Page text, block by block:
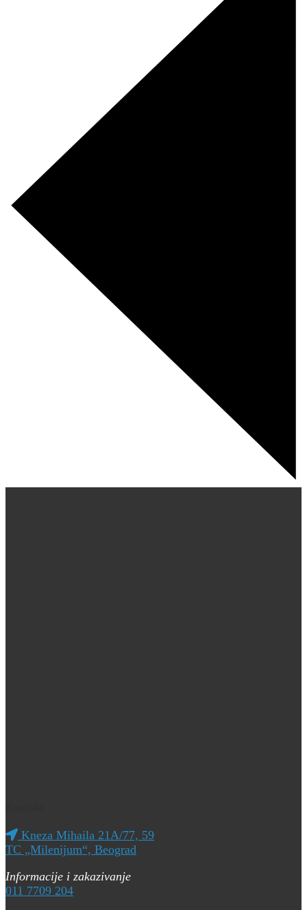
Kneza Mihaila 21A/77, 59
TC „Milenijum“, Beograd
Informacije i zakazivanje
011 7709 204